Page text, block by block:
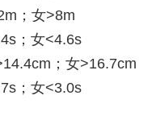
；女>8m
；女<4.6s
；女>16.7cm
；女<3.0s